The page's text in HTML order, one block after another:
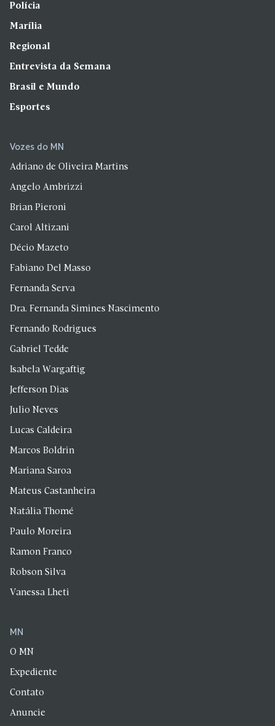
Polícia
Marília
Regional
Entrevista da Semana
Brasil e Mundo
Esportes
Vozes do MN
Adriano de Oliveira Martins
Angelo Ambrizzi
Brian Pieroni
Carol Altizani
Décio Mazeto
Fabiano Del Masso
Fernanda Serva
Dra. Fernanda Simines Nascimento
Fernando Rodrigues
Gabriel Tedde
Isabela Wargaftig
Jefferson Dias
Julio Neves
Lucas Caldeira
Marcos Boldrin
Mariana Saroa
Mateus Castanheira
Natália Thomé
Paulo Moreira
Ramon Franco
Robson Silva
Vanessa Lheti
MN
O MN
Expediente
Contato
Anuncie